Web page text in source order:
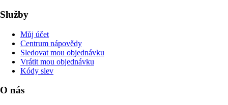
Služby
Můj účet
Centrum nápovědy
Sledovat mou objednávku
Vrátit mou objednávku
Kódy slev
O nás